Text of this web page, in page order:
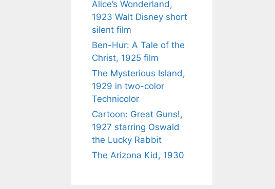
Alice’s Wonderland,
1923 Walt Disney short
silent film
Ben-Hur: A Tale of the
Christ, 1925 film
The Mysterious Island,
1929 in two-color
Technicolor
Cartoon: Great Guns!,
1927 starring Oswald
the Lucky Rabbit
The Arizona Kid, 1930